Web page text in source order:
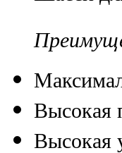
Высокая
Высокая